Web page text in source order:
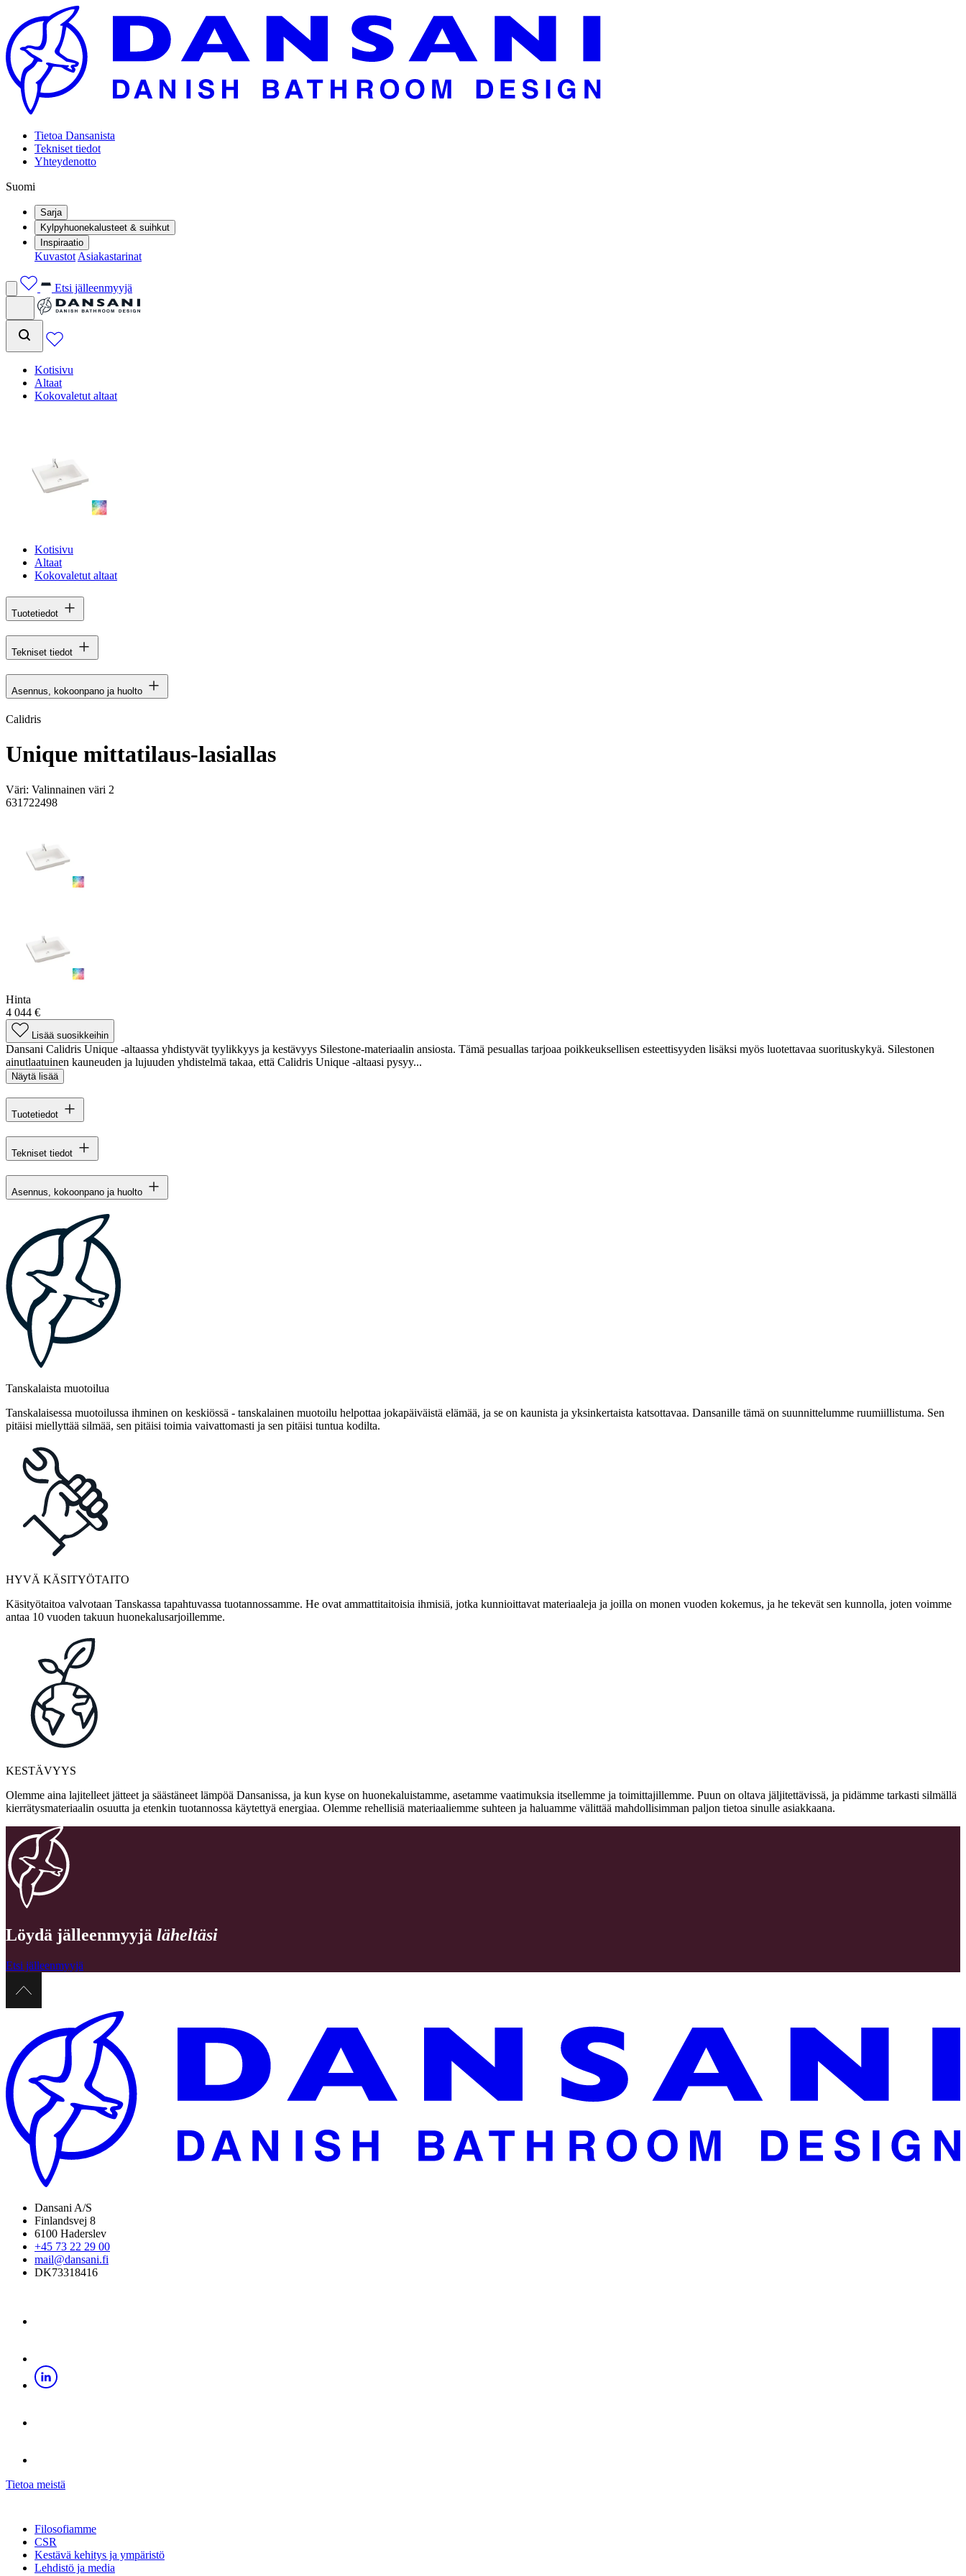
Tietoa Dansanista
Tekniset tiedot
Yhteydenotto
Suomi
Sarja
Kylpyhuonekalusteet & suihkut
Inspiraatio
Kuvastot Asiakastarinat
Etsi jälleenmyyjä
Kotisivu
Altaat
Kokovaletut altaat
Kotisivu
Altaat
Kokovaletut altaat
Tuotetiedot
Tekniset tiedot
Asennus, kokoonpano ja huolto
Calidris
Unique mittatilaus-lasiallas
Väri: Valinnainen väri 2
631722498
Hinta
4 044 €
Lisää suosikkeihin
Dansani Calidris Unique -altaassa yhdistyvät tyylikkyys ja kestävyys Silestone-materiaalin ansiosta. Tämä pesuallas tarjoaa poikkeuksellisen esteettisyyden lisäksi myös luotettavaa suorituskykyä. Silestonen
ainutlaatuinen kauneuden ja lujuuden yhdistelmä takaa, että Calidris Unique -altaasi pysyy...
Näytä lisää
Tuotetiedot
Tekniset tiedot
Asennus, kokoonpano ja huolto
Tanskalaista muotoilua
Tanskalaisessa muotoilussa ihminen on keskiössä - tanskalainen muotoilu helpottaa jokapäiväistä elämää, ja se on kaunista ja yksinkertaista katsottavaa. Dansanille tämä on suunnittelumme ruumiillistuma. Sen
pitäisi miellyttää silmää, sen pitäisi toimia vaivattomasti ja sen pitäisi tuntua kodilta.
HYVÄ KÄSITYÖTAITO
Käsityötaitoa valvotaan Tanskassa tapahtuvassa tuotannossamme. He ovat ammattitaitoisia ihmisiä, jotka kunnioittavat materiaaleja ja joilla on monen vuoden kokemus, ja he tekevät sen kunnolla, joten voimme
antaa 10 vuoden takuun huonekalusarjoillemme.
KESTÄVYYS
Olemme aina lajitelleet jätteet ja säästäneet lämpöä Dansanissa, ja kun kyse on huonekaluistamme, asetamme vaatimuksia itsellemme ja toimittajillemme. Puun on oltava jäljitettävissä, ja pidämme tarkasti silmällä
kierrätysmateriaalin osuutta ja etenkin tuotannossa käytettyä energiaa. Olemme rehellisiä materiaaliemme suhteen ja haluamme välittää mahdollisimman paljon tietoa sinulle asiakkaana.
Löydä jälleenmyyjä läheltäsi
Etsi jälleenmyyjä
Dansani A/S
Finlandsvej 8
6100 Haderslev
+45 73 22 29 00
mail@dansani.fi
DK73318416
Tietoa meistä
Filosofiamme
CSR
Kestävä kehitys ja ympäristö
Lehdistö ja media